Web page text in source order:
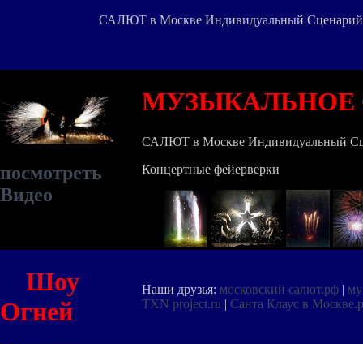
САЛЮТ в Москве Индивидуальный Сценарий
посмотреть
Видео
МУЗЫКАЛЬНОЕ
САЛЮТ в Москве Индивидуальный
Концертные фейерверки
Шоу
Огней
Наши друзья: московский салют.рф |
TXN project.ru | Санта Клаус в